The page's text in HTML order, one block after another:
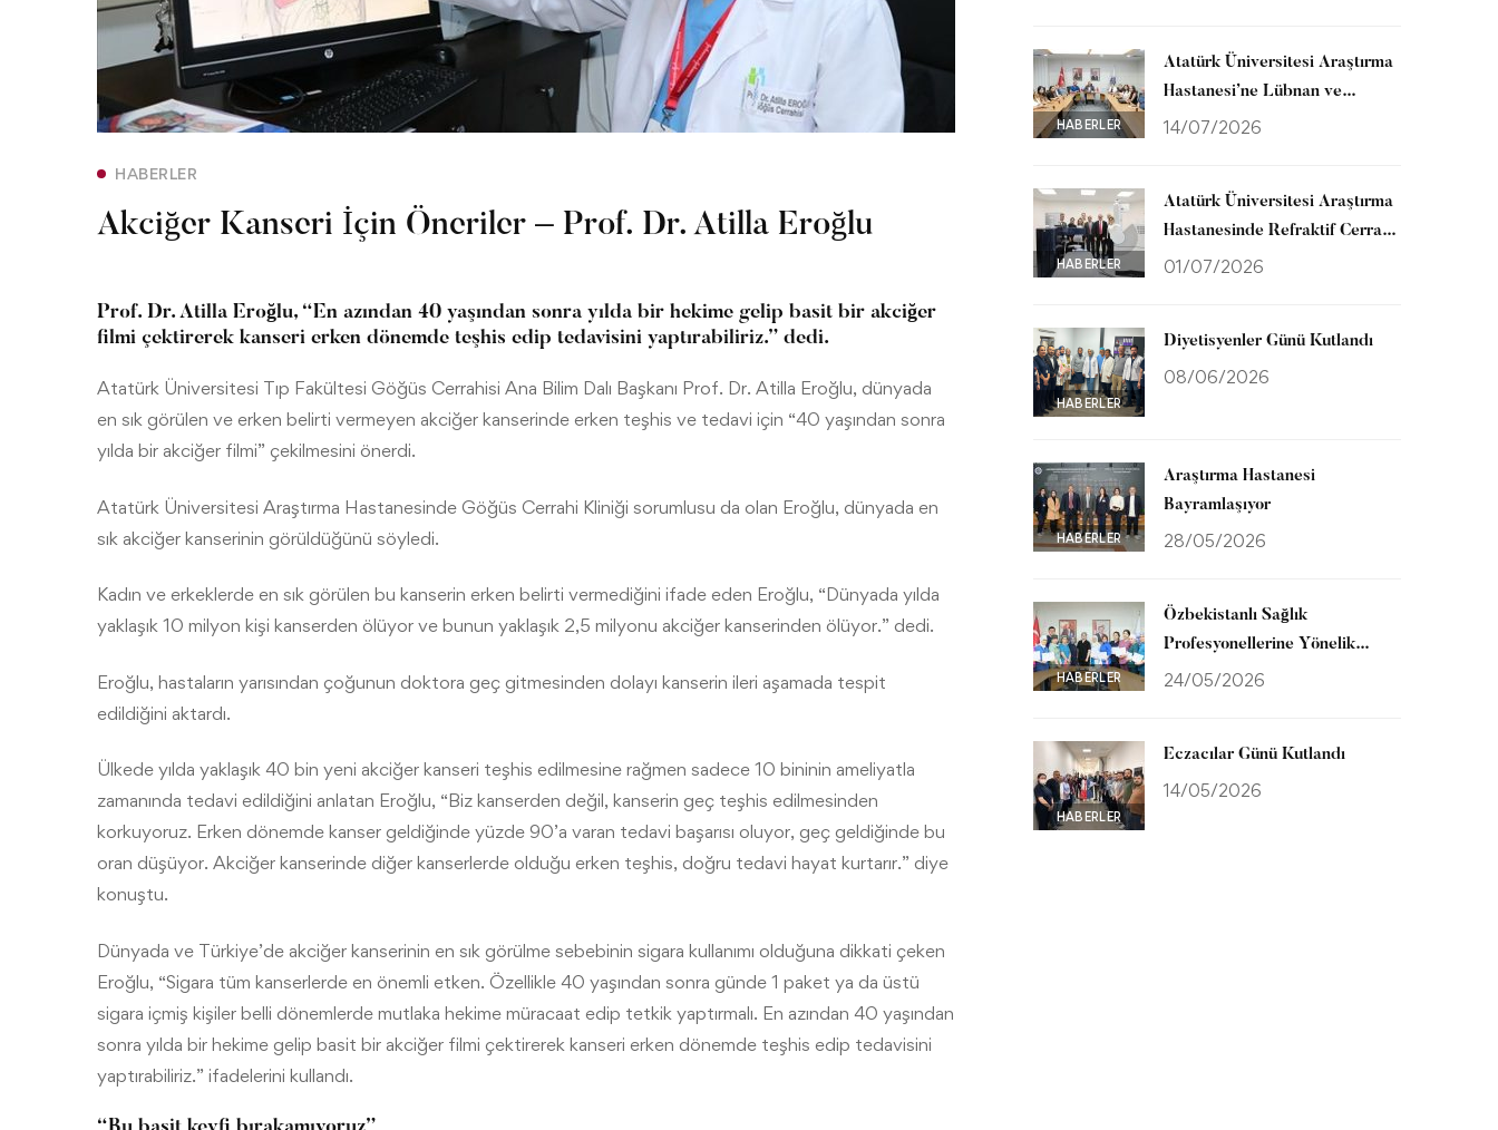
HABERLER
Akciğer Kanseri İçin Öneriler – Prof. Dr. Atilla Eroğlu
Prof. Dr. Atilla Eroğlu, “En azından 40 yaşından sonra yılda bir hekime gelip basit bir akciğer
filmi çektirerek kanseri erken dönemde teşhis edip tedavisini yaptırabiliriz.” dedi.
Atatürk Üniversitesi Tıp Fakültesi Göğüs Cerrahisi Ana Bilim Dalı Başkanı Prof. Dr. Atilla Eroğlu, dünyada
en sık görülen ve erken belirti vermeyen akciğer kanserinde erken teşhis ve tedavi için “40 yaşından sonra
yılda bir akciğer filmi” çekilmesini önerdi.
Atatürk Üniversitesi Araştırma Hastanesinde Göğüs Cerrahi Kliniği sorumlusu da olan Eroğlu, dünyada en
sık akciğer kanserinin görüldüğünü söyledi.
Kadın ve erkeklerde en sık görülen bu kanserin erken belirti vermediğini ifade eden Eroğlu, “Dünyada yılda
yaklaşık 10 milyon kişi kanserden ölüyor ve bunun yaklaşık 2,5 milyonu akciğer kanserinden ölüyor.” dedi.
Eroğlu, hastaların yarısından çoğunun doktora geç gitmesinden dolayı kanserin ileri aşamada tespit
edildiğini aktardı.
Ülkede yılda yaklaşık 40 bin yeni akciğer kanseri teşhis edilmesine rağmen sadece 10 bininin ameliyatla
zamanında tedavi edildiğini anlatan Eroğlu, “Biz kanserden değil, kanserin geç teşhis edilmesinden
korkuyoruz. Erken dönemde kanser geldiğinde yüzde 90’a varan tedavi başarısı oluyor, geç geldiğinde bu
oran düşüyor. Akciğer kanserinde diğer kanserlerde olduğu erken teşhis, doğru tedavi hayat kurtarır.” diye
konuştu.
Dünyada ve Türkiye’de akciğer kanserinin en sık görülme sebebinin sigara kullanımı olduğuna dikkati çeken
Eroğlu, “Sigara tüm kanserlerde en önemli etken. Özellikle 40 yaşından sonra günde 1 paket ya da üstü
sigara içmiş kişiler belli dönemlerde mutlaka hekime müracaat edip tetkik yaptırmalı. En azından 40 yaşından
sonra yılda bir hekime gelip basit bir akciğer filmi çektirerek kanseri erken dönemde teşhis edip tedavisini
yaptırabiliriz.” ifadelerini kullandı.
HABERLER
Atatürk Üniversitesi Araştırma
Hastanesi’ne Lübnan ve
Gürcistan’dan Ziyaret
14/07/2026
HABERLER
Atatürk Üniversitesi Araştırma
Hastanesinde Refraktif Cerrahi
Merkezi Hizmete Açıldı
01/07/2026
HABERLER
Diyetisyenler Günü Kutlandı
08/06/2026
HABERLER
Araştırma Hastanesi
Bayramlaşıyor
28/05/2026
HABERLER
Özbekistanlı Sağlık
Profesyonellerine Yönelik
Uluslararası Eğitim Programı
24/05/2026
HABERLER
Eczacılar Günü Kutlandı
14/05/2026